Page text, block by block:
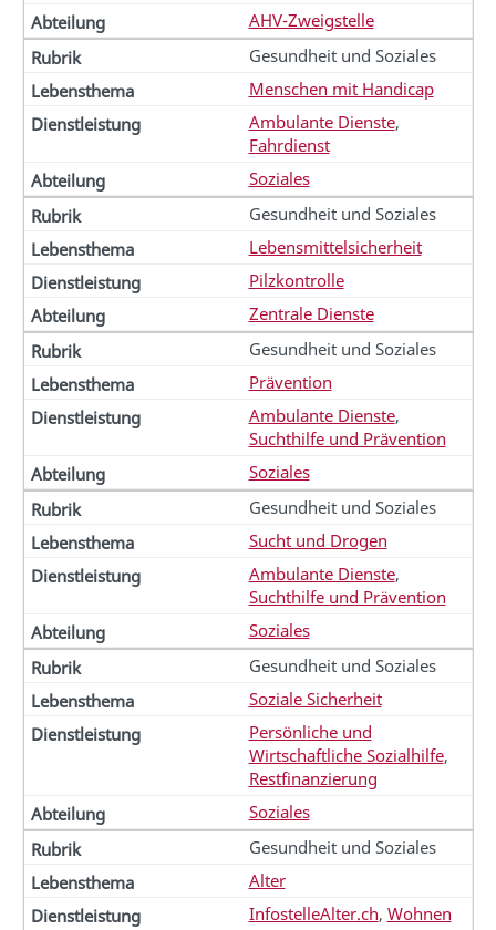
AHV-Zweigstelle
Gesundheit und Soziales
Menschen mit Handicap
Ambulante Dienste,
Fahrdienst
Soziales
Gesundheit und Soziales
Lebensmittelsicherheit
Pilzkontrolle
Zentrale Dienste
Gesundheit und Soziales
Prävention
Ambulante Dienste,
Suchthilfe und Prävention
Soziales
Gesundheit und Soziales
Sucht und Drogen
Ambulante Dienste,
Suchthilfe und Prävention
Soziales
Gesundheit und Soziales
Soziale Sicherheit
Persönliche und
Wirtschaftliche Sozialhilfe,
Restfinanzierung
Soziales
Gesundheit und Soziales
Alter
InfostelleAlter.ch, Wohnen